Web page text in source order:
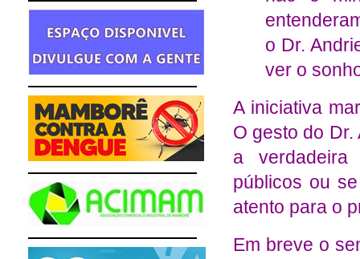
o Dr.
ver o
A iniciativa
O gesto do
a verdadeira
públicos ou
atento para o
Em breve o